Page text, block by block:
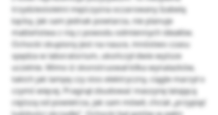
trzydziestoletni mężczyzna oczarowany Izabelą
Łęcką. Jak sam jednak powtarza, nie planuje
małżeństwa z nią z powodu odmiennych ideałów.
Ochocki skupiony jest na nauce, mnóstwo czasu
spędza w laboratorium, ukończył dwie wyższe
uczelnie. Mimo iż skonstruował kilka wynalazków,
takich jak lampę czy stos elektryczny, ciągle marzył o
czymś więcej. Pragnął zbudować maszynę latającą
cięższą od powietrza, jak sam mówił, chciał „przypiąć